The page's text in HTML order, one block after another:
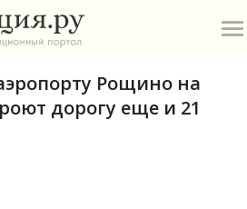
Рощино на
дорогу еще и 21